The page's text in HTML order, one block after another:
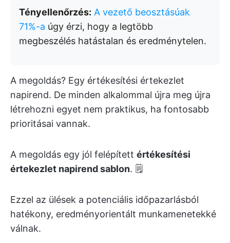
Tényellenőrzés: A vezető beosztásúak
71%-a úgy érzi, hogy a legtöbb
megbeszélés hatástalan és eredménytelen.
A megoldás? Egy értékesítési értekezlet
napirend. De minden alkalommal újra meg újra
létrehozni egyet nem praktikus, ha fontosabb
prioritásai vannak.
A megoldás egy jól felépített értékesítési
értekezlet napirend sablon. 🗒️
Ezzel az ülések a potenciális időpazarlásból
hatékony, eredményorientált munkamenetekké
válnak.